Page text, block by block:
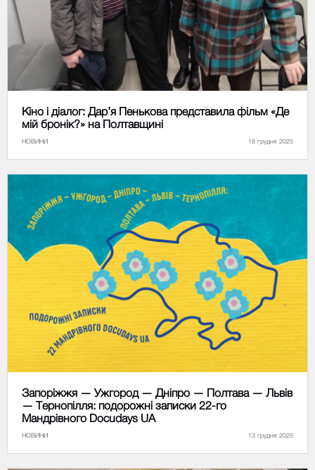
Кіно і діалог: Дар’я Пенькова представила фільм «Де
мій бронік?» на Полтавщині
НОВИНИ 18 грудня 2025
Запоріжжя — Ужгород — Дніпро — Полтава — Львів
— Тернопілля: подорожні записки 22-го
Мандрівного Docudays UA
НОВИНИ 13 грудня 2025